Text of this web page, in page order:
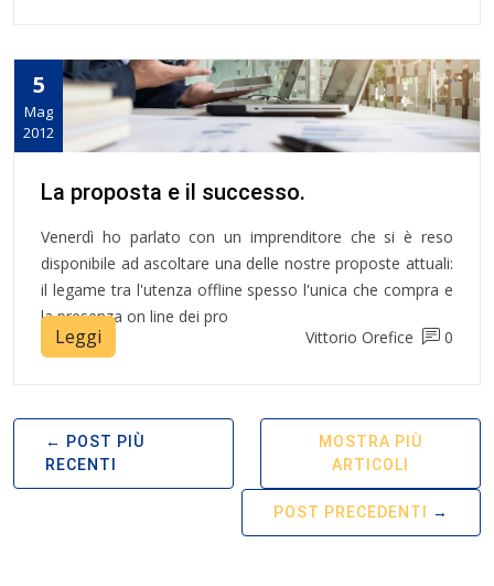
5
Mag
2012
La proposta e il successo.
Venerdì ho parlato con un imprenditore che si è reso
disponibile ad ascoltare una delle nostre proposte attuali:
il legame tra l'utenza offline spesso l'unica che compra e
la presenza on line dei pro
Leggi Vittorio Orefice 0
POST PIÙ
RECENTI
MOSTRA PIÙ
ARTICOLI
POST PRECEDENTI